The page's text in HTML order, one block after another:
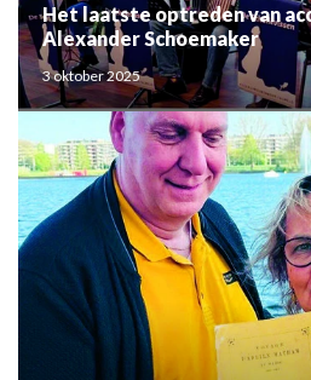
Het laatste optreden van
Alexander Schoemaker
3 oktober 2025